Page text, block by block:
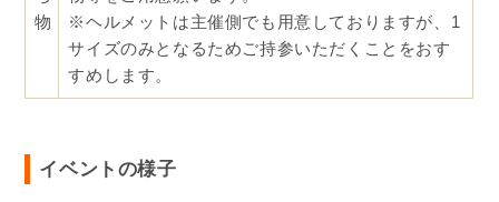
物
※ヘルメットは主催側でも用意しておりますが、1
サイズのみとなるためご持参いただくことをおす
すめします。
イベントの様子